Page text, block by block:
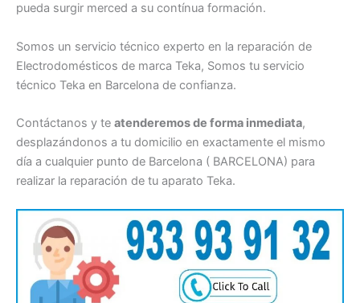
pueda surgir merced a su contínua formación.
Somos un servicio técnico experto en la reparación de
Electrodomésticos de marca Teka, Somos tu servicio
técnico Teka en Barcelona de confianza.
Contáctanos y te atenderemos de forma inmediata,
desplazándonos a tu domicilio en exactamente el mismo
día a cualquier punto de Barcelona ( BARCELONA) para
realizar la reparación de tu aparato Teka.